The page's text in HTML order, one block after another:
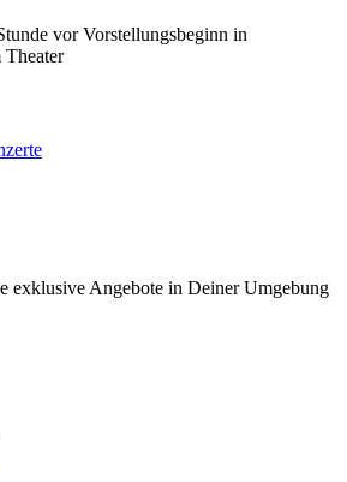
vor Vorstellungsbeginn in
Theater